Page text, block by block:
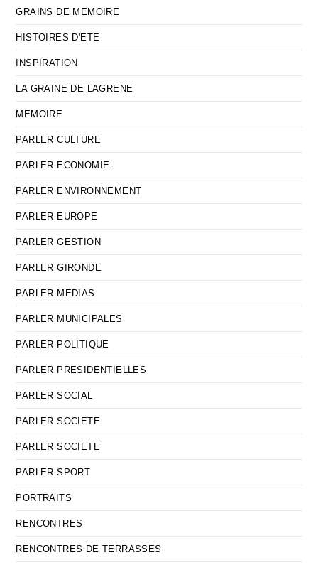
GRAINS DE MEMOIRE
HISTOIRES D'ETE
INSPIRATION
LA GRAINE DE LAGRENE
MEMOIRE
PARLER CULTURE
PARLER ECONOMIE
PARLER ENVIRONNEMENT
PARLER EUROPE
PARLER GESTION
PARLER GIRONDE
PARLER MEDIAS
PARLER MUNICIPALES
PARLER POLITIQUE
PARLER PRESIDENTIELLES
PARLER SOCIAL
PARLER SOCIETE
PARLER SOCIETE
PARLER SPORT
PORTRAITS
RENCONTRES
RENCONTRES DE TERRASSES